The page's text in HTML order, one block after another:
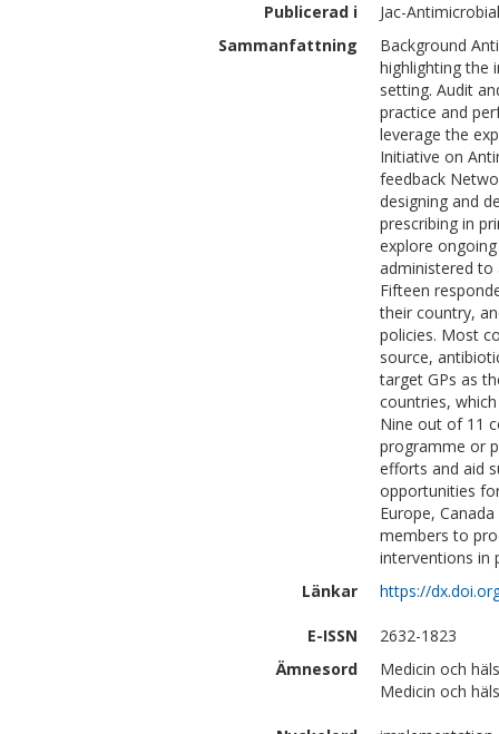
Publicerad i
Jac-
Sammanfattning
Background
highlighting the
setting. Audit
practice and
leverage the
Initiative on
feedback
designing and
prescribing in
explore
administered to
Fifteen
their country,
policies. Most
source,
target GPs as
countries,
Nine out of 11
programme or
efforts and aid
opportunities
Europe,
members to
interventions in
Länkar
https://
E-ISSN
2632-1823
Ämnesord
Medicin och
Medicin och